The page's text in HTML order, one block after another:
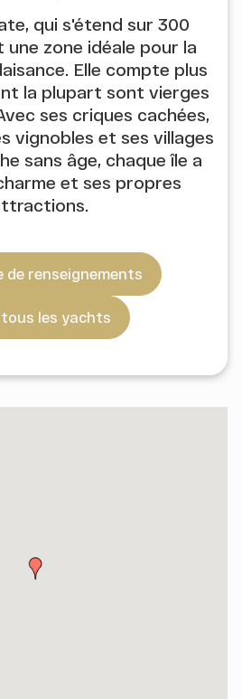
qui s'étend sur 300
une zone idéale pour la
Elle compte plus
la plupart sont vierges
ses criques cachées,
vignobles et ses villages
sans âge, chaque île a
et ses propres
de renseignements
les yachts